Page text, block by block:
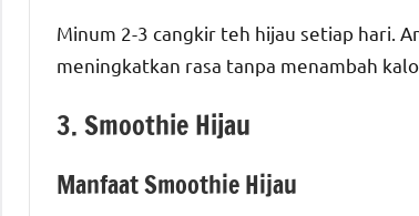
Minum 2-3 cangkir teh hijau setiap hari.
meningkatkan rasa tanpa menambah
3. Smoothie Hijau
Manfaat Smoothie Hijau